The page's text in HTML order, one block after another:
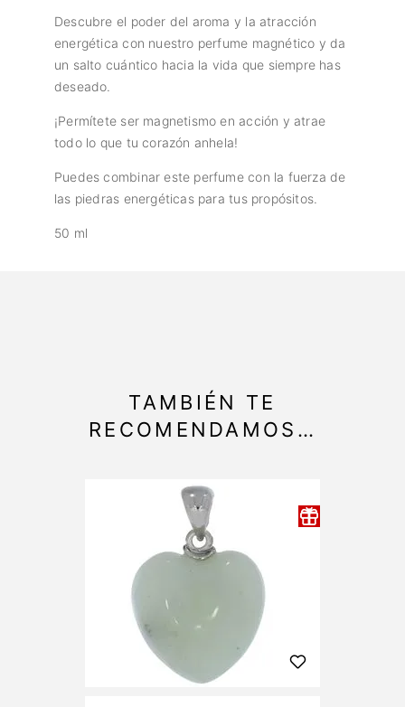
Descubre el poder del aroma y la atracción
energética con nuestro perfume magnético y da
un salto cuántico hacia la vida que siempre has
deseado.
¡Permítete ser magnetismo en acción y atrae
todo lo que tu corazón anhela!
Puedes combinar este perfume con la fuerza de
las piedras energéticas para tus propósitos.
50 ml
TAMBIÉN TE
RECOMENDAMOS…